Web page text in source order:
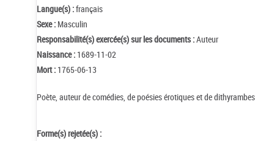
Langue(s) :français
Sexe : Masculin
Responsabilité(s) exercée(s) sur les documents :Auteur
Naissance : 1689-11-02
Mort : 1765-06-13
Poète, auteur de comédies, de poésies érotiques et de
Forme(s) rejetée(s) :